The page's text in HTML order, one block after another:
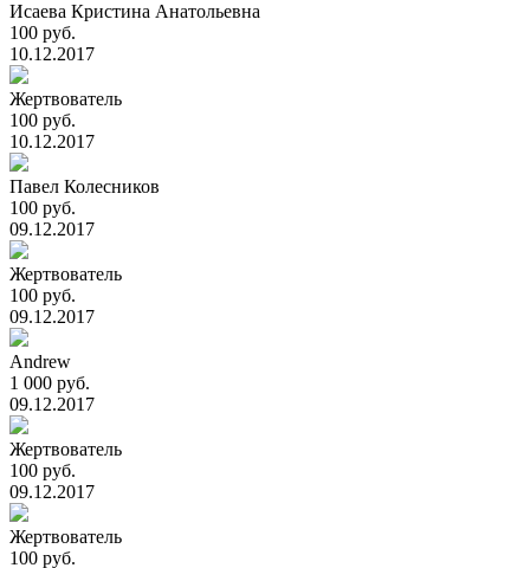
Исаева Кристина Анатольевна
100 руб.
10.12.2017
Жертвователь
100 руб.
10.12.2017
Павел Колесников
100 руб.
09.12.2017
Жертвователь
100 руб.
09.12.2017
Andrew
1 000 руб.
09.12.2017
Жертвователь
100 руб.
09.12.2017
Жертвователь
100 руб.